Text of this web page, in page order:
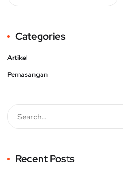
Categories
Artikel
Pemasangan
Recent Posts